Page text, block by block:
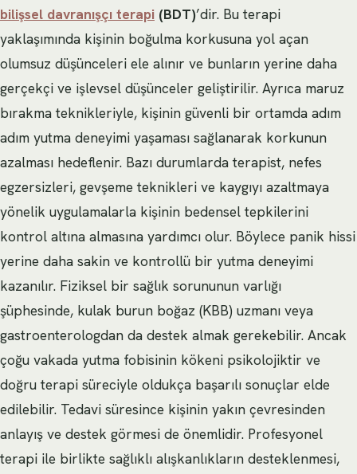
bilişsel davranışçı terapi (BDT)’dir. Bu terapi
yaklaşımında kişinin boğulma korkusuna yol açan
olumsuz düşünceleri ele alınır ve bunların yerine daha
gerçekçi ve işlevsel düşünceler geliştirilir. Ayrıca maruz
bırakma teknikleriyle, kişinin güvenli bir ortamda adım
adım yutma deneyimi yaşaması sağlanarak korkunun
azalması hedeflenir. Bazı durumlarda terapist, nefes
egzersizleri, gevşeme teknikleri ve kaygıyı azaltmaya
yönelik uygulamalarla kişinin bedensel tepkilerini
kontrol altına almasına yardımcı olur. Böylece panik hissi
yerine daha sakin ve kontrollü bir yutma deneyimi
kazanılır. Fiziksel bir sağlık sorununun varlığı
şüphesinde, kulak burun boğaz (KBB) uzmanı veya
gastroenterologdan da destek almak gerekebilir. Ancak
çoğu vakada yutma fobisinin kökeni psikolojiktir ve
doğru terapi süreciyle oldukça başarılı sonuçlar elde
edilebilir. Tedavi süresince kişinin yakın çevresinden
anlayış ve destek görmesi de önemlidir. Profesyonel
terapi ile birlikte sağlıklı alışkanlıkların desteklenmesi,